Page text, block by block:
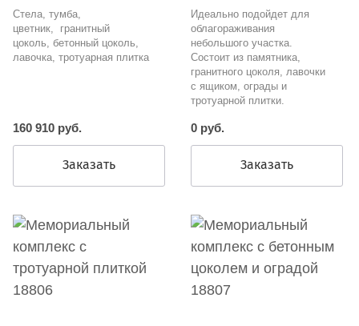
Стела, тумба,
цветник, гранитный
цоколь, бетонный цоколь,
лавочка, тротуарная плитка
160 910 руб.
Заказать
Идеально подойдет для
облагораживания
небольшого участка.
Состоит из памятника,
гранитного цоколя, лавочки
с ящиком, ограды и
тротуарной плитки.
0 руб.
Заказать